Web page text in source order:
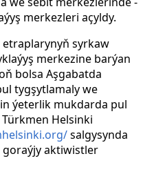
merkezleri açyldy.
syrkaw
merkezine barýan
bolsa Aşgabatda
tygşytlamaly we
ýeterlik mukdarda pul
Helsinki
salgysynda
aktiwistler